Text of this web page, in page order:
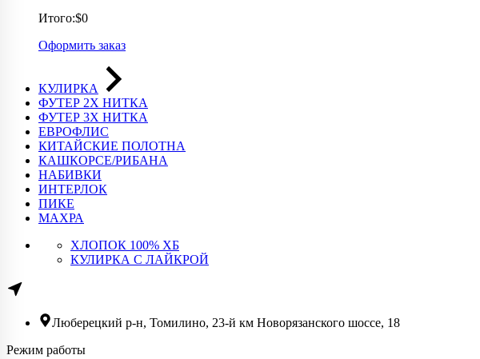
Итого:$0
Оформить заказ
КУЛИРКА
ФУТЕР 2Х НИТКА
ФУТЕР 3Х НИТКА
ЕВРОФЛИС
КИТАЙСКИЕ ПОЛОТНА
КАШКОРСЕ/РИБАНА
НАБИВКИ
ИНТЕРЛОК
ПИКЕ
МАХРА
ХЛОПОК 100% ХБ
КУЛИРКА С ЛАЙКРОЙ
Люберецкий р-н, Томилино, 23-й км Новорязанского шоссе, 18​
Режим работы